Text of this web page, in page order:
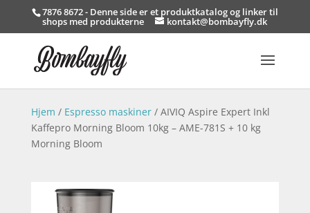
7876 8672 - Denne side er et produktkatalog og linker til
shops med produkterne kontakt@bombayfly.dk
Hjem / Espresso maskiner/ AIVIQ Aspire Expert Inkl
Kaffepro Morning Bloom 10kg – AME-781S + 10 kg
Morning Bloom